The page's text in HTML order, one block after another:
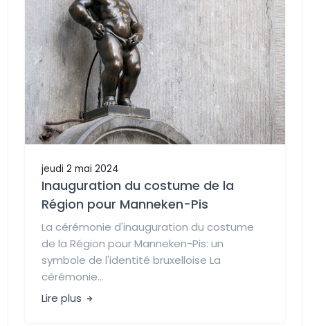
jeudi 2 mai 2024
Inauguration du costume de la
Région pour Manneken-Pis
La cérémonie d'inauguration du costume
de la Région pour Manneken-Pis: un
symbole de l'identité bruxelloise La
cérémonie...
Lire plus